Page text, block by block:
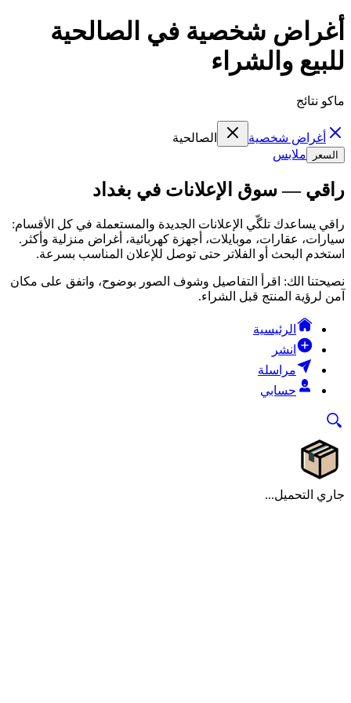
أغراض شخصية في الصالحية
للبيع والشراء
ماكو نتائج
أغراض شخصية الصالحية
السعر ملابس
راقي — سوق الإعلانات في بغداد
راقي يساعدك تلگّي الإعلانات الجديدة والمستعملة في كل الأقسام:
سيارات، عقارات، موبايلات، أجهزة كهربائية، أغراض منزلية وأكثر.
استخدم البحث أو الفلاتر حتى توصل للإعلان المناسب بسرعة.
نصيحتنا الك: اقرأ التفاصيل وشوف الصور بوضوح، واتفق على مكان
آمن لرؤية المنتج قبل الشراء.
الرئيسية
انشر
مراسلة
حسابي
جاري التحميل...